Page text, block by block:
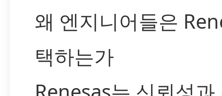
왜 엔지니어들은
택하는가